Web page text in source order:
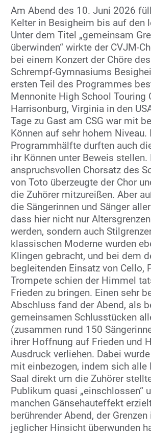
Am Abend des 10. Juni 2026
Kelter in Besigheim bis auf den
Unter dem Titel „gemeinsam
überwinden“ wirkte der CVJM-
bei einem Konzert der Chöre
Schrempf-Gymnasiums
ersten Teil des Programmes
Mennonite High School Touring
Harrisonburg, Virginia in den
Tage zu Gast am CSG war mit
Können auf sehr hohem Niveau.
Programmhälfte durften auch
ihr Können unter Beweis
anspruchsvollen Chorsatz des
von Toto überzeugte der Chor
die Zuhörer mitzureißen. Aber
die Sängerinnen und Sänger
dass hier nicht nur
werden, sondern auch
klassischen Moderne wurden
Klingen gebracht, und bei dem
begleitenden Einsatz von Cello,
Trompete schien der Himmel
Frieden zu bringen. Einen sehr
Abschluss fand der Abend, als
gemeinsamen Schlusstücken
(zusammen rund 150
ihrer Hoffnung auf Frieden und
Ausdruck verliehen. Dabei
mit einbezogen, indem sich alle
Saal direkt um die Zuhörer
Publikum quasi „einschlossen“
manchen Gänsehauteffekt
berührender Abend, der
jeglicher Hinsicht überwunden